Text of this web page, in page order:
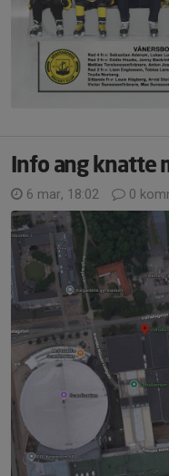
Info ang knatte
6 mar, 18:02 0